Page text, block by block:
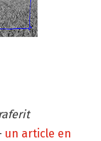
un article en